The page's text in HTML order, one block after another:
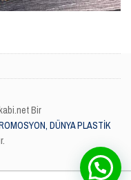
Bir
DÜNYA PLASTİK